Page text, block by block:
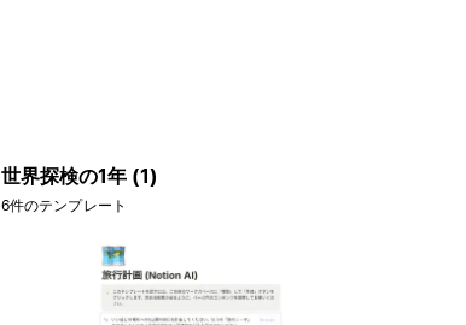
世界探検の1年 (1)
6件のテンプレート